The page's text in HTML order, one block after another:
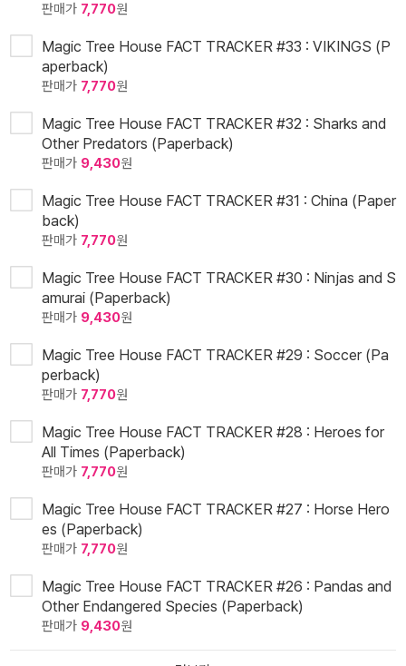
판매가 7,770원
Magic Tree House FACT TRACKER #33 : VIKINGS (P
aperback)
판매가 7,770원
Magic Tree House FACT TRACKER #32 : Sharks and
Other Predators (Paperback)
판매가 9,430원
Magic Tree House FACT TRACKER #31 : China (Paper
back)
판매가 7,770원
Magic Tree House FACT TRACKER #30 : Ninjas and S
amurai (Paperback)
판매가 9,430원
Magic Tree House FACT TRACKER #29 : Soccer (Pa
perback)
판매가 7,770원
Magic Tree House FACT TRACKER #28 : Heroes for
All Times (Paperback)
판매가 7,770원
Magic Tree House FACT TRACKER #27 : Horse Hero
es (Paperback)
판매가 7,770원
Magic Tree House FACT TRACKER #26 : Pandas and
Other Endangered Species (Paperback)
판매가 9,430원